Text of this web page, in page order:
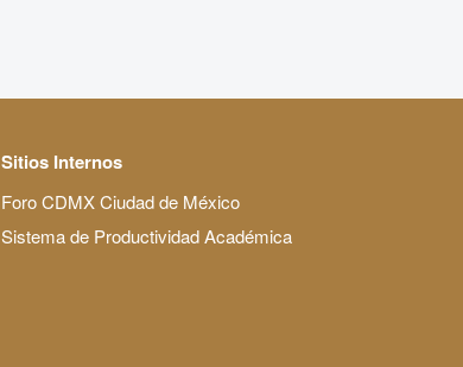
Sitios Internos
Foro CDMX Ciudad de México
Sistema de Productividad Académica